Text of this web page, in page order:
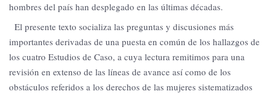
hombres del país han desplegado en las últimas décadas.
El presente texto socializa las preguntas y discusiones más
importantes derivadas de una puesta en común de los hallazgos de
los cuatro Estudios de Caso, a cuya lectura remitimos para una
revisión en extenso de las líneas de avance así como de los
obstáculos referidos a los derechos de las mujeres sistematizados